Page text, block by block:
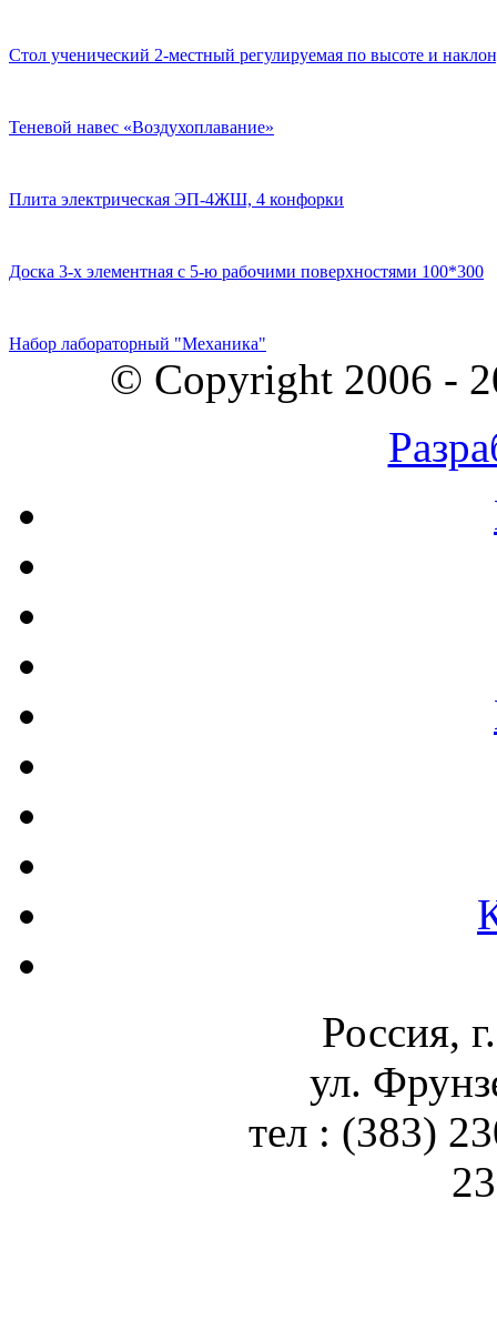
Стол ученический 2-местный регулируемая по высоте и
Теневой навес «Воздухоплавание»
Плита электрическая ЭП-4ЖШ, 4 конфорки
Доска 3-х элементная с 5-ю рабочими поверхностями 100*300
Набор лабораторный "Механика"
© Copyright 2006 -
Россия,
ул.
тел : (383)